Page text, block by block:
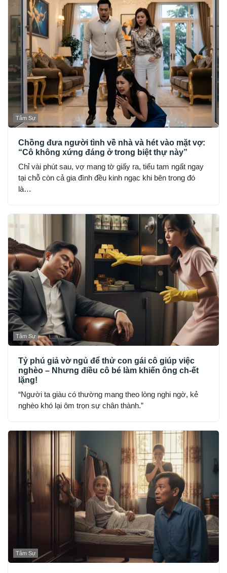
Tâm Sự
Chồng đưa người tình về nhà và hét vào mặt vợ:
“Cô không xứng đáng ở trong biệt thự này”
Chỉ vài phút sau, vợ mang tờ giấy ra, tiểu tam ngất ngay
tại chỗ còn cả gia đình đều kinh ngạc khi bên trong đó
là…
Tâm Sự
Tỷ phú giả vờ ngủ để thử con gái cô giúp việc
nghèo – Nhưng điều cô bé làm khiến ông ch-ết
lặng!
“Người ta giàu có thường mang theo lòng nghi ngờ, kẻ
nghèo khó lại ôm trọn sự chân thành.”
Tâm Sự